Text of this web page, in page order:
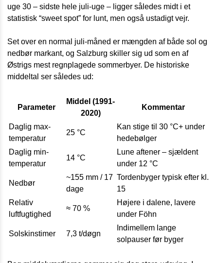
uge 30 – sidste hele juli-uge – ligger således midt i et
statistisk “sweet spot” for lunt, men også ustadigt vejr.
Set over en normal juli-måned er mængden af både sol og
nedbør markant, og Salzburg skiller sig ud som en af
Østrigs mest regnplagede sommerbyer. De historiske
middeltal ser således ud:
Parameter
Middel (1991-
2020)
Kommentar
Daglig max-
temperatur
25 °C
Kan stige til 30 °C+ under
hedebølger
Daglig min-
temperatur
14 °C
Lune aftener – sjældent
under 12 °C
Nedbør
~155 mm / 17
dage
Tordenbyger typisk efter kl.
15
Relativ
luftfugtighed
≈ 70 %
Højere i dalene, lavere
under Föhn
Solskinstimer 7,3 t/døgn
Indimellem lange
solpauser før byger